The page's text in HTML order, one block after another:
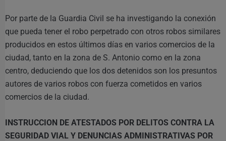
Por parte de la Guardia Civil se ha investigando la conexión
que pueda tener el robo perpetrado con otros robos similares
producidos en estos últimos días en varios comercios de la
ciudad, tanto en la zona de S. Antonio como en la zona
centro, deduciendo que los dos detenidos son los presuntos
autores de varios robos con fuerza cometidos en varios
comercios de la ciudad.
INSTRUCCION DE ATESTADOS POR DELITOS CONTRA LA
SEGURIDAD VIAL Y DENUNCIAS ADMINISTRATIVAS POR